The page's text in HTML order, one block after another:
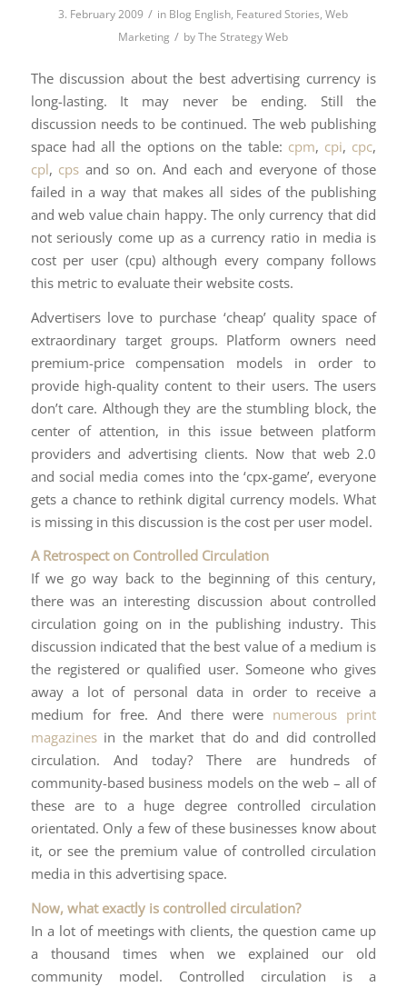
3. February 2009 / in Blog English, Featured Stories,Web
Marketing / byThe Strategy Web
The discussion about the best advertising currency is
long-lasting. It may never be ending. Still the
discussion needs to be continued. The web publishing
space had all the options on the table: cpm, cpi, cpc,
cpl, cps and so on. And each and everyone of those
failed in a way that makes all sides of the publishing
and web value chain happy. The only currency that did
not seriously come up as a currency ratio in media is
cost per user (cpu) although every company follows
this metric to evaluate their website costs.
Advertisers love to purchase ‘cheap’ quality space of
extraordinary target groups. Platform owners need
premium-price compensation models in order to
provide high-quality content to their users. The users
don’t care. Although they are the stumbling block, the
center of attention, in this issue between platform
providers and advertising clients. Now that web 2.0
and social media comes into the ‘cpx-game’, everyone
gets a chance to rethink digital currency models. What
is missing in this discussion is the cost per user model.
A Retrospect on Controlled Circulation
If we go way back to the beginning of this century,
there was an interesting discussion about controlled
circulation going on in the publishing industry. This
discussion indicated that the best value of a medium is
the registered or qualified user. Someone who gives
away a lot of personal data in order to receive a
medium for free. And there were numerous print
magazinesin the market that do and did controlled
circulation. And today? There are hundreds of
community-based business models on the web – all of
these are to a huge degree controlled circulation
orientated. Only a few of these businesses know about
it, or see the premium value of controlled circulation
media in this advertising space.
Now, what exactly is controlled circulation?
In a lot of meetings with clients, the question came up
a thousand times when we explained our old
community model. Controlled circulation is a